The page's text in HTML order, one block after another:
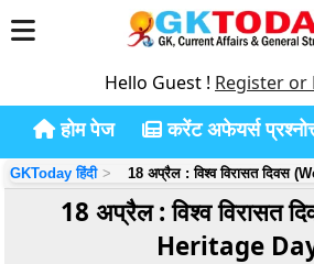
Hello Guest ! Register or
होम पेज करेंट अफेयर्स
GKToday हिंदी 18 अप्रैल : विश्व विरासत दिवस
18 अप्रैल : विश्व विरासत
Heritage